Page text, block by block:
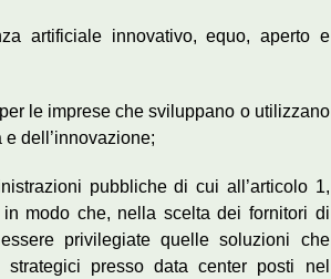
artificiale innovativo, equo, aperto e
le imprese che sviluppano o utilizzano
dell’innovazione;
pubbliche di cui all’articolo 1,
modo che, nella scelta dei fornitori di
privilegiate quelle soluzioni che
presso data center posti nel